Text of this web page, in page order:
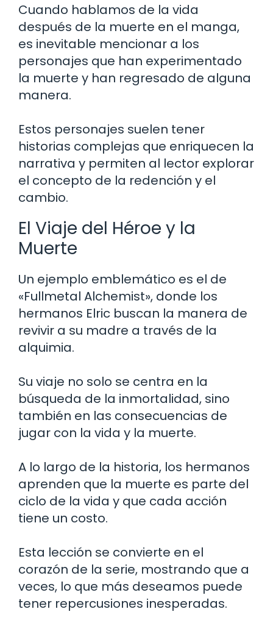
Cuando hablamos de la vida
después de la muerte en el manga,
es inevitable mencionar a los
personajes que han experimentado
la muerte y han regresado de alguna
manera.
Estos personajes suelen tener
historias complejas que enriquecen la
narrativa y permiten al lector explorar
el concepto de la redención y el
cambio.
El Viaje del Héroe y la
Muerte
Un ejemplo emblemático es el de
«Fullmetal Alchemist», donde los
hermanos Elric buscan la manera de
revivir a su madre a través de la
alquimia.
Su viaje no solo se centra en la
búsqueda de la inmortalidad, sino
también en las consecuencias de
jugar con la vida y la muerte.
A lo largo de la historia, los hermanos
aprenden que la muerte es parte del
ciclo de la vida y que cada acción
tiene un costo.
Esta lección se convierte en el
corazón de la serie, mostrando que a
veces, lo que más deseamos puede
tener repercusiones inesperadas.